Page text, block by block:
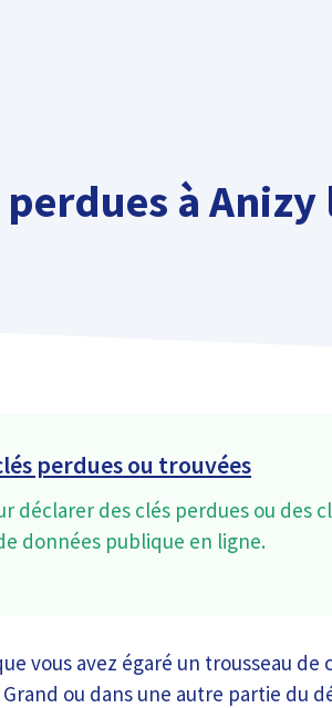
à Anizy
perdues ou trouvées
déclarer des clés perdues ou des
données publique en ligne.
vous avez égaré un trousseau de
ou dans une autre partie du